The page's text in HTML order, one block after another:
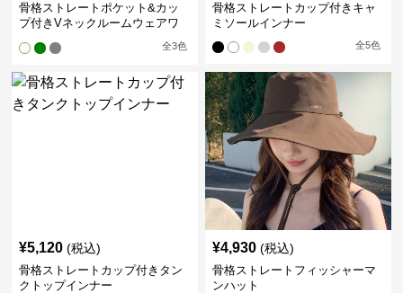
骨格ストレートポケット&カッ
プ付きVネックルームウェアワ
全3色
骨格ストレートカップ付きキャ
ミソールインナー
全5色
¥5,120 (税込)
骨格ストレートカップ付きタン
クトップインナー
¥4,930 (税込)
骨格ストレートフィッシャーマ
ンハット